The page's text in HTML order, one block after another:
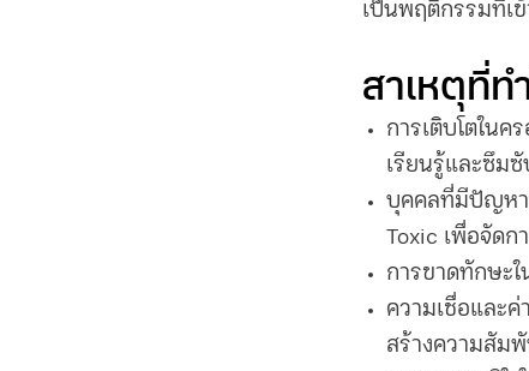
เป็นพฤติกรรมที่เข้
สาเหตุที่ท
การเติบโตใน
เรียนรู้และซึม
บุคคลที่มีปัญหา
Toxic เพื่อจัด
การขาดทักษะใ
ความเชื่อและ
สร้างความสัม